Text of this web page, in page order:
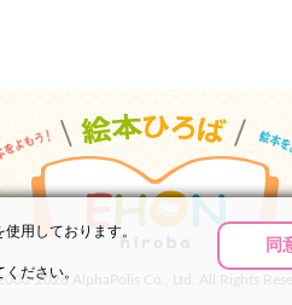
2026 AlphaPolis Co., Ltd. All Rights
用しております。
ださい。
同